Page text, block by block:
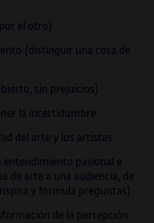
el otro)
(distinguir una cosa de
sin prejuicios)
la incertidumbre
del arte y los artistas
entendimiento pasional e
de arte a una audiencia, de
y formula preguntas)
de la percepción